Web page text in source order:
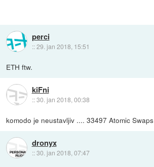
perci
::29. jan 2018, 15:51
ETH ftw.
kiFni
::30. jan 2018, 00:38
komodo je neustavljiv .... 33497 Atomic Swaps
dronyx
::30. jan 2018, 07:47